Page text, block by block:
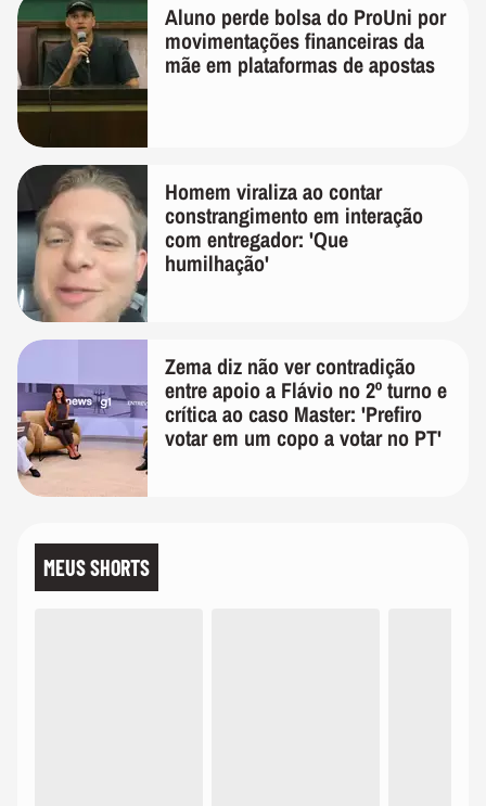
Aluno perde bolsa do ProUni por
movimentações financeiras da
mãe em plataformas de apostas
Homem viraliza ao contar
constrangimento em interação
com entregador: 'Que
humilhação'
Zema diz não ver contradição
entre apoio a Flávio no 2º turno e
crítica ao caso Master: 'Prefiro
votar em um copo a votar no PT'
MEUS SHORTS